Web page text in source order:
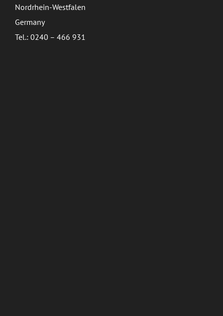
Nordrhein-Westfalen
Germany
Tel.: 0240 – 466 931